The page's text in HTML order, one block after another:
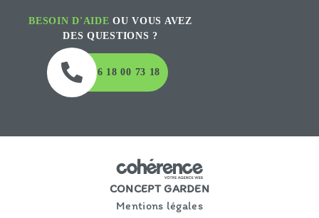
BESOIN D'AIDE OU VOUS AVEZ
DES QUESTIONS ?
06 18 00 73 18
CONCEPT GARDEN
Mentions légales